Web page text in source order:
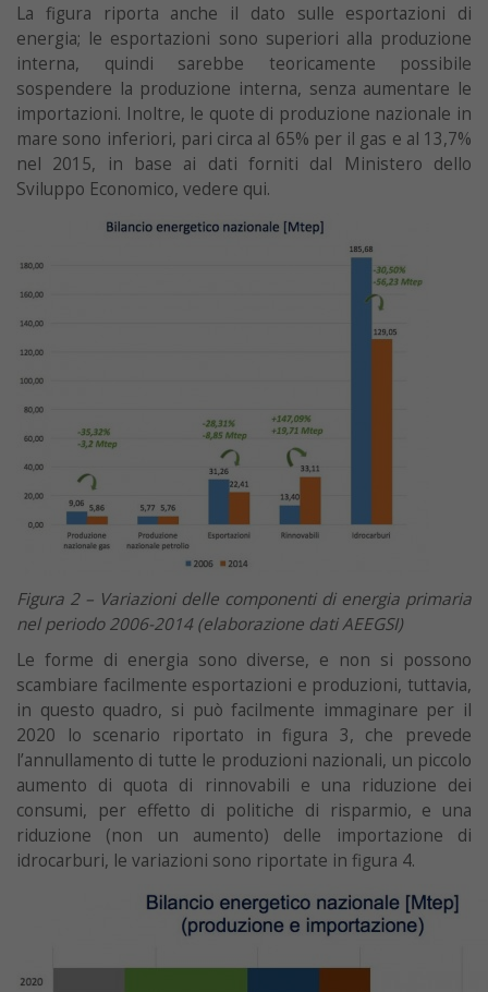
La figura riporta anche il dato sulle esportazioni di
energia; le esportazioni sono superiori alla produzione
interna, quindi sarebbe teoricamente possibile
sospendere la produzione interna, senza aumentare le
importazioni. Inoltre, le quote di produzione nazionale in
mare sono inferiori, pari circa al 65% per il gas e al 13,7%
nel 2015, in base ai dati forniti dal Ministero dello
Sviluppo Economico, vedere qui.
Figura 2 – Variazioni delle componenti di energia primaria
nel periodo 2006-2014 (elaborazione dati AEEGSI)
Le forme di energia sono diverse, e non si possono
scambiare facilmente esportazioni e produzioni, tuttavia,
in questo quadro, si può facilmente immaginare per il
2020 lo scenario riportato in figura 3, che prevede
l’annullamento di tutte le produzioni nazionali, un piccolo
aumento di quota di rinnovabili e una riduzione dei
consumi, per effetto di politiche di risparmio, e una
riduzione (non un aumento) delle importazione di
idrocarburi, le variazioni sono riportate in figura 4.